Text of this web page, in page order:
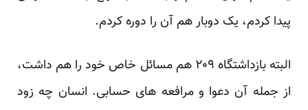
پیدا کردم، یک دوبار هم آن را دوره کردم.
البته بازداشتگاه ۲۰۹ هم مسائل خاص خود را هم داشت،
از جمله آن دعوا و مرافعه های حسابی. انسان چه زود